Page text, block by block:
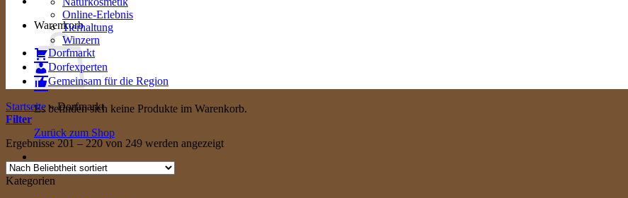
Warenkorb
Es befinden sich keine Produkte im Warenkorb.
Zurück zum Shop
Online-Erlebnis
Tierhaltung
Winzern
Dorfmarkt
Dorfexperten
Gemeinsam für die Region
Startseite » Dorfmarkt
Filter
Ergebnisse 201 – 220 von 249 werden angezeigtNach
Kategorien